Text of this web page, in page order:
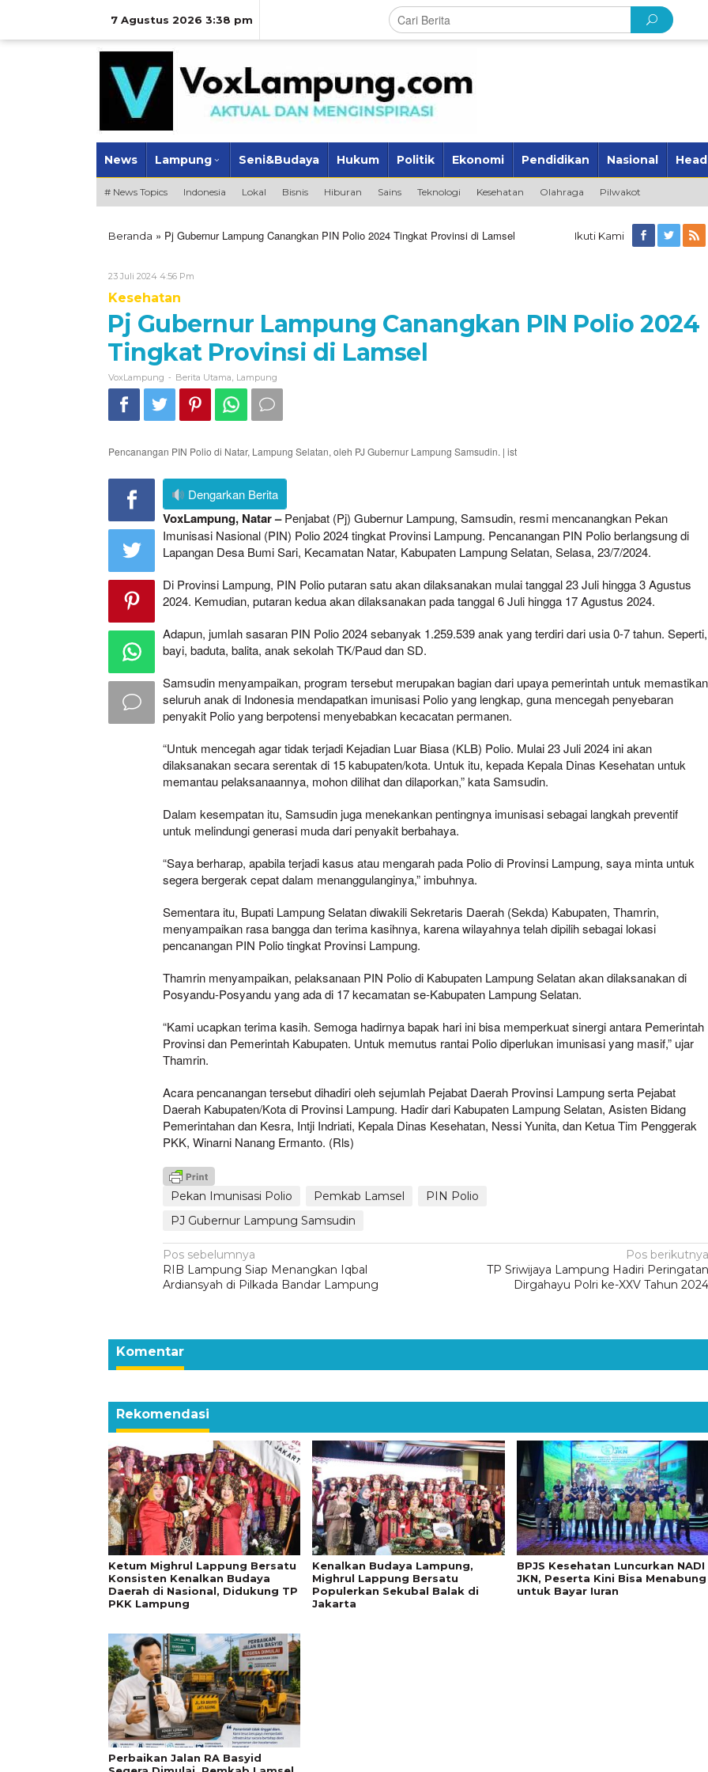
7 Agustus 2026 3:38 pm
News Lampung Seni&Budaya Hukum Politik Ekonomi Pendidikan Nasional
# News Topics Indonesia Lokal Bisnis Hiburan Sains Teknologi Kesehatan Olahraga Pilwakot
Beranda » Pj Gubernur Lampung Canangkan PIN Polio 2024 Tingkat Provinsi di Lamsel Ikuti Kami
23 Juli 2024 4:56 Pm
Kesehatan
Pj Gubernur Lampung Canangkan PIN Polio 2024
Tingkat Provinsi di Lamsel
VoxLampung - Berita Utama Lampung
Pencanangan PIN Polio di Natar, Lampung Selatan, oleh PJ Gubernur Lampung Samsudin. | ist
Dengarkan Berita
VoxLampung, Natar –Penjabat (Pj) Gubernur Lampung, Samsudin, resmi mencanangkan Pekan
Imunisasi Nasional (PIN) Polio 2024 tingkat Provinsi Lampung. Pencanangan PIN Polio berlangsung di
Lapangan Desa Bumi Sari, Kecamatan Natar, Kabupaten Lampung Selatan, Selasa, 23/7/2024.
Di Provinsi Lampung, PIN Polio putaran satu akan dilaksanakan mulai tanggal 23 Juli hingga 3 Agustus
2024. Kemudian, putaran kedua akan dilaksanakan pada tanggal 6 Juli hingga 17 Agustus 2024.
Adapun, jumlah sasaran PIN Polio 2024 sebanyak 1.259.539 anak yang terdiri dari usia 0-7 tahun. Seperti,
bayi, baduta, balita, anak sekolah TK/Paud dan SD.
Samsudin menyampaikan, program tersebut merupakan bagian dari upaya pemerintah untuk memastikan
seluruh anak di Indonesia mendapatkan imunisasi Polio yang lengkap, guna mencegah penyebaran
penyakit Polio yang berpotensi menyebabkan kecacatan permanen.
“Untuk mencegah agar tidak terjadi Kejadian Luar Biasa (KLB) Polio. Mulai 23 Juli 2024 ini akan
dilaksanakan secara serentak di 15 kabupaten/kota. Untuk itu, kepada Kepala Dinas Kesehatan untuk
memantau pelaksanaannya, mohon dilihat dan dilaporkan,” kata Samsudin.
Dalam kesempatan itu, Samsudin juga menekankan pentingnya imunisasi sebagai langkah preventif
untuk melindungi generasi muda dari penyakit berbahaya.
“Saya berharap, apabila terjadi kasus atau mengarah pada Polio di Provinsi Lampung, saya minta untuk
segera bergerak cepat dalam menanggulanginya,” imbuhnya.
Sementara itu, Bupati Lampung Selatan diwakili Sekretaris Daerah (Sekda) Kabupaten, Thamrin,
menyampaikan rasa bangga dan terima kasihnya, karena wilayahnya telah dipilih sebagai lokasi
pencanangan PIN Polio tingkat Provinsi Lampung.
Thamrin menyampaikan, pelaksanaan PIN Polio di Kabupaten Lampung Selatan akan dilaksanakan di
Posyandu-Posyandu yang ada di 17 kecamatan se-Kabupaten Lampung Selatan.
“Kami ucapkan terima kasih. Semoga hadirnya bapak hari ini bisa memperkuat sinergi antara Pemerintah
Provinsi dan Pemerintah Kabupaten. Untuk memutus rantai Polio diperlukan imunisasi yang masif,” ujar
Thamrin.
Acara pencanangan tersebut dihadiri oleh sejumlah Pejabat Daerah Provinsi Lampung serta Pejabat
Daerah Kabupaten/Kota di Provinsi Lampung. Hadir dari Kabupaten Lampung Selatan, Asisten Bidang
Pemerintahan dan Kesra, Intji Indriati, Kepala Dinas Kesehatan, Nessi Yunita, dan Ketua Tim Penggerak
PKK, Winarni Nanang Ermanto. (Rls)
Pekan Imunisasi Polio Pemkab Lamsel
PIN Polio
PJ Gubernur Lampung Samsudin
Navigasi
pos
Pos sebelumnya
RIB Lampung Siap Menangkan Iqbal
Ardiansyah di Pilkada Bandar Lampung
Pos berikutnya
TP Sriwijaya Lampung Hadiri Peringatan
Dirgahayu Polri ke-XXV Tahun 2024
Komentar
Rekomendasi
Ketum Mighrul Lappung Bersatu
Konsisten Kenalkan Budaya
Daerah di Nasional, Didukung TP
PKK Lampung
Kenalkan Budaya Lampung,
Mighrul Lappung Bersatu
Populerkan Sekubal Balak di
Jakarta
BPJS Kesehatan Luncurkan NADI
JKN, Peserta Kini Bisa Menabung
untuk Bayar Iuran
Perbaikan Jalan RA Basyid